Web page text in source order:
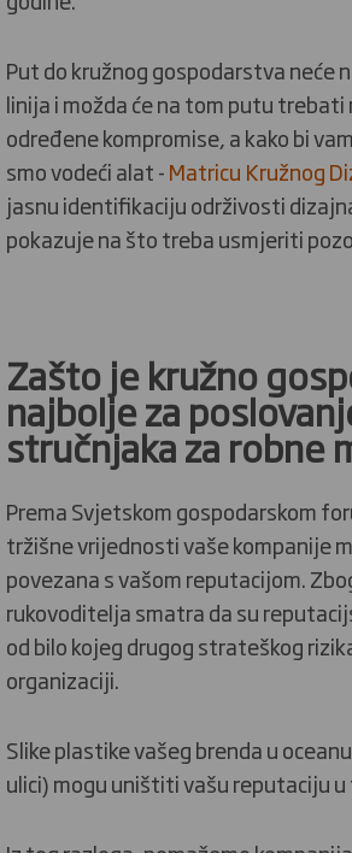
Put do kružnog gospodarstva neće
linija i možda će na tom putu
određene kompromise, a kako bi
smo vodeći alat -Matricu Kružnog
jasnu identifikaciju održivosti
pokazuje na što treba usmjeriti
Zašto je kružno
najbolje za
stručnjaka za robne
Prema Svjetskom gospodarskom
tržišne vrijednosti vaše kompanije
povezana s vašom reputacijom.
rukovoditelja smatra da su
od bilo kojeg drugog strateškog
organizaciji.
Slike plastike vašeg brenda u
ulici) mogu uništiti vašu reputaciju